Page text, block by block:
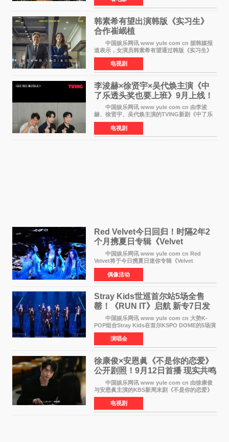
沃纳·赫
韩素希有望出演韩版《实习生》
合作崔岷植
中国娱乐网讯 www yule com cn 据韩媒报
道表示，女演员韩素希有望通过韩版《实习生》
回归荧幕，合作前辈演员崔岷植。 根据消息
表示，演员韩素希目前已经结束了电视剧《Y计
划》的拍摄工
电视剧
李浚赫×徐贤宇×吴代焕主演《中
了乐透头奖也要上班》9月上线！
TVING先网后台
中国娱乐网讯 www yule com cn 由李浚
赫、徐贤宇、吴代焕主演的TVING新剧《中了乐
透头奖也要上班》定档9月10日播出，随后于9月
14日起登陆tvN月火档，实现先网后台双平台播出
模式。 本剧改
电视剧
Red Velvet今日回归！时隔2年2
个月携夏日专辑《Velvet
Summer》重启完整体活动
中国娱乐网讯 www yule com cn Red
Velvet将于今日携夏日迷你专辑《Velvet
Summer》时隔2年2个月重启完整体活动。这张
于8月3日发行的专辑，主打柔和成熟氛围的夏日
音乐，收录了成员们想着
偶像活动
Stray Kids世巡首尔站5场全售
罄！《RUN IT》启航 新专7日发
中国娱乐网讯 www yule com cn 大势K-
POP组合Stray Kids在首尔KSPO DOME的5场演
唱会全部售罄，为新世界巡演拉开序幕。据所属
社JYP娱乐透露，Stray Kids于上月25至26日、
29日及本月1至2日
演唱会
徐康俊×安恩眞《不是你的恋爱》
公开剧照！9月12日首播 现实共鸣
罗曼史来袭
中国娱乐网讯 www yule com cn 由徐康俊
与安恩眞主演的KBS新周末剧《不是你的恋爱》
于近日公开首波剧照，正式定档9月12日首
播。 剧照中，徐康俊与安恩眞并肩而坐，眼
神中流露出复杂而微
电视剧